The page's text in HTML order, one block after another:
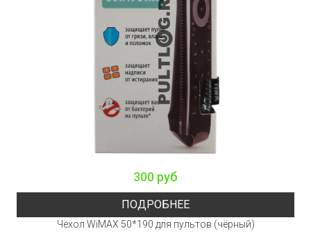
300 руб
ПОДРОБНЕЕ
Чехол WiMAX 50*190 для пультов (чёрный)